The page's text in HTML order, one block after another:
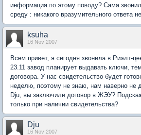
информация по этому поводу? Сама
среду : никакого вразумительного ответа
ksuha
16 Nov 2007
Всем привет, я сегодня звонила в Риэлт-
23.11 завод планирует выдавать ключи,
договора. У нас свидетельство будет
неделю, поэтому не знаю, нам наверно не
Dju, вы заключили договор в ЖЭУ?
только при наличии свидетельства?
Dju
16 Nov 2007